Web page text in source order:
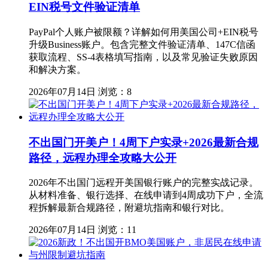
EIN税号文件验证清单
PayPal个人账户被限额？详解如何用美国公司+EIN税号
升级Business账户。包含完整文件验证清单、147C信函
获取流程、SS-4表格填写指南，以及常见验证失败原因
和解决方案。
2026年07月14日 浏览：8
不出国门开美户！4周下户实录+2026最新合规
路径，远程办理全攻略大公开
2026年不出国门远程开美国银行账户的完整实战记录。
从材料准备、银行选择、在线申请到4周成功下户，全流
程拆解最新合规路径，附避坑指南和银行对比。
2026年07月14日 浏览：11